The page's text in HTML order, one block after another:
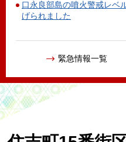
口永良部島の噴火警戒レベ
げられました
緊急情報一覧